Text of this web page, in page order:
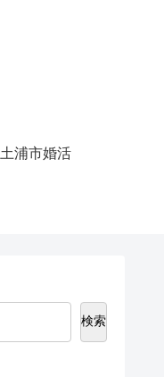
土浦市婚活
検索